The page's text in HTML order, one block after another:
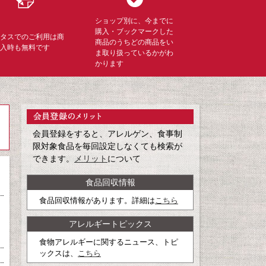
スでのご利用は商
時も無料です
ショップ別に、今までに
購入・ブックマークした
商品のうちどの商品をい
ま取り扱っているかがわ
かります
会員登録をすると、アレルゲン、食事制
限対象食品を毎回設定しなくても検索が
できます。メリットについて
食品回収情報
食品回収情報があります。詳細は こちら
アレルギートピックス
食物アレルギーに関するニュース、トピ
ックスは、
こちら